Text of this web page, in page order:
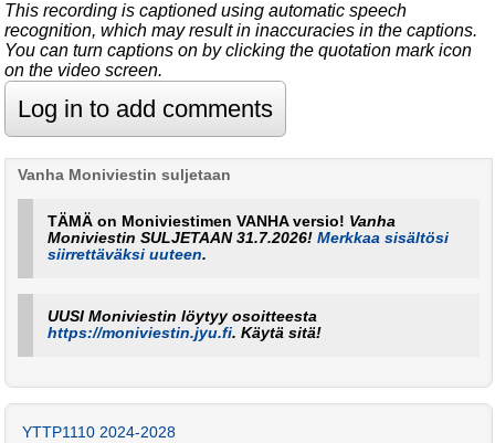
This recording is captioned using automatic speech
recognition, which may result in inaccuracies in the captions.
You can turn captions on by clicking the quotation mark icon
on the video screen.
Vanha Moniviestin suljetaan
TÄMÄ on Moniviestimen VANHA versio! Vanha
Moniviestin SULJETAAN 31.7.2026!Merkkaa sisältösi
siirrettäväksi uuteen.
UUSI Moniviestin löytyy osoitteesta
https://moniviestin.jyu.fi. Käytä sitä!
YTTP1110 2024-2028